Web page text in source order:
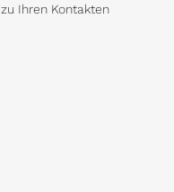
Ihren Kontakten